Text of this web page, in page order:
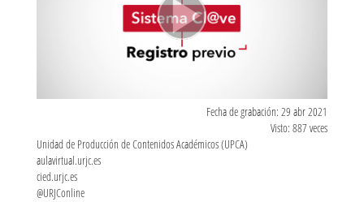
Fecha de grabación: 29 abr 2021
Visto: 887 veces
Unidad de Producción de Contenidos Académicos (UPCA)
aulavirtual.urjc.es
cied.urjc.es
@URJConline